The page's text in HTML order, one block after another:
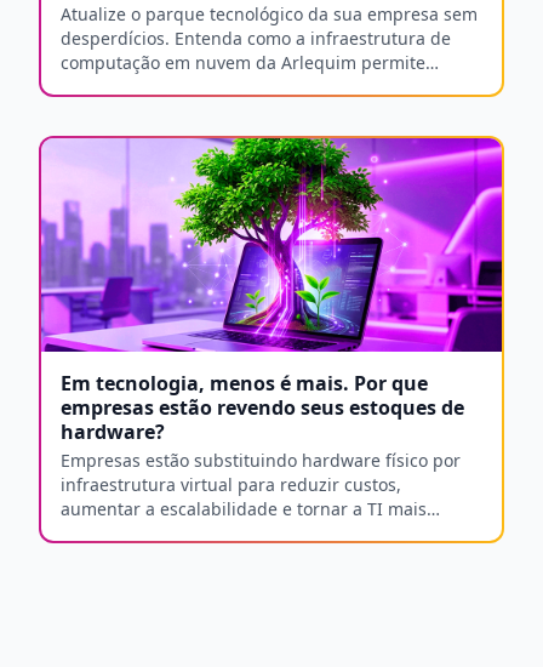
Atualize o parque tecnológico da sua empresa sem
desperdícios. Entenda como a infraestrutura de
computação em nuvem da Arlequim permite
Em tecnologia, menos é mais. Por que
empresas estão revendo seus estoques de
hardware?
Empresas estão substituindo hardware físico por
infraestrutura virtual para reduzir custos,
aumentar a escalabilidade e tornar a TI mais